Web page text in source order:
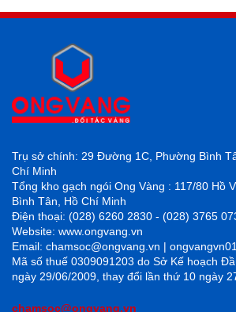
Trụ sở chính: 29 Đường 1C, Phường Bình
Chí Minh
Tổng kho gạch ngói Ong Vàng : 117/80 Hồ
Bình Tân, Hồ Chí Minh
Điện thoại: (028) 6260 2830 - (028) 3765
Website: www.ongvang.vn
Email: chamsoc@ongvang.vn |
Mã số thuế 0309091203 do Sở Kế hoạch
ngày 29/06/2009, thay đổi lần thứ 10 ngày
chamsoc@ongvang.vn